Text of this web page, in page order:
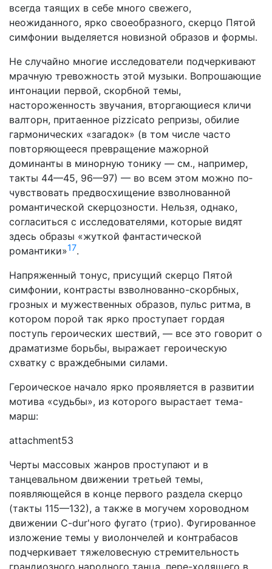
всегда таящих в себе много све­жего,
неожиданного, ярко своеобразного, скерцо Пятой
сим­фонии выделяется новизной образов и формы.
Не случайно многие исследователи подчеркивают
мрачную тревожность этой музыки. Вопрошающие
интонации первой, скорбной темы,
настороженность звучания, вторгающиеся кличи
валторн, притаенное pizzicato репризы, обилие
гармо­нических «загадок» (в том числе часто
повторяющееся пре­вращение мажорной
доминанты в минорную тонику — см., например,
такты 44—45, 96—97) — во всем этом можно по­
чувствовать предвосхищение взволнованной
романтической скерцозности. Нельзя, однако,
согласиться с исследователями, которые видят
здесь образы «жуткой фантастической
романтики»17.
Напряженный тонус, присущий скерцо Пятой
симфонии, контрасты взволнованно-скорбных,
грозных и мужественных образов, пульс ритма, в
котором порой так ярко проступает гордая
поступь героических шествий, — все это говорит о
дра­матизме борьбы, выражает героическую
схватку с враждеб­ными силами.
Героическое начало ярко проявляется в развитии
мотива «судьбы», из которого вырастает тема-
марш:
attachment53
Черты массовых жанров проступают и в
танцевальном движении третьей темы,
появляющейся в конце первого раз­дела скерцо
(такты 115—132), а также в могучем хороводном
движении C-dur'нoro фугато (трио). Фугированное
изложение темы у виолончелей и контрабасов
подчеркивает тяжеловесную стремительность
грандиозного народного танца, пере-ходящего в